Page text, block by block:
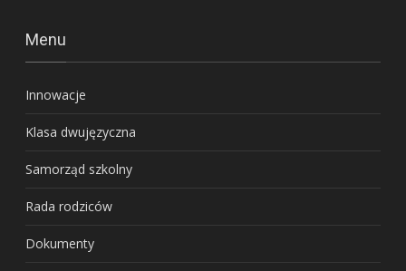
Menu
Innowacje
Klasa dwujęzyczna
Samorząd szkolny
Rada rodziców
Dokumenty